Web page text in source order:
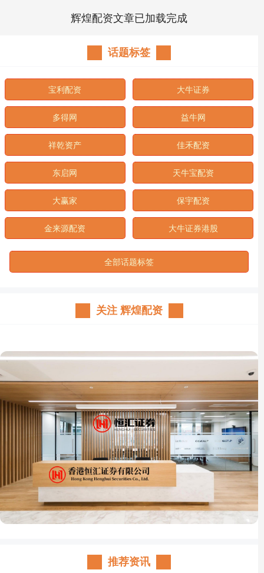
辉煌配资文章已加载完成
话题标签
宝利配资 大牛证券
多得网 益牛网
祥乾资产 佳禾配资
东启网 天牛宝配资
大赢家 保宇配资
金来源配资 大牛证券港股
全部话题标签
关注 辉煌配资
推荐资讯